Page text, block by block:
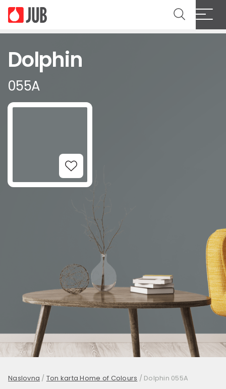
Dolphin
055A
Add to Wishlist
Naslovna / Ton karta Home of Colours / Dolphin 055A